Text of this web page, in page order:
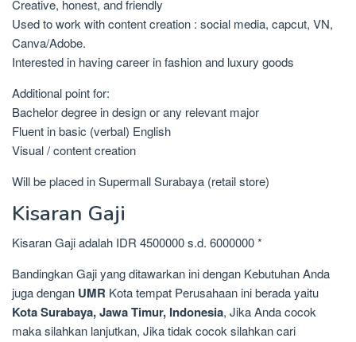
Creative, honest, and friendly
Used to work with content creation : social media, capcut, VN,
Canva/Adobe.
Interested in having career in fashion and luxury goods
Additional point for:
Bachelor degree in design or any relevant major
Fluent in basic (verbal) English
Visual / content creation
Will be placed in Supermall Surabaya (retail store)
Kisaran Gaji
Kisaran Gaji adalah IDR 4500000 s.d. 6000000 *
Bandingkan Gaji yang ditawarkan ini dengan Kebutuhan Anda
juga dengan UMR Kota tempat Perusahaan ini berada yaitu
Kota Surabaya, Jawa Timur, Indonesia, Jika Anda cocok
maka silahkan lanjutkan, Jika tidak cocok silahkan cari